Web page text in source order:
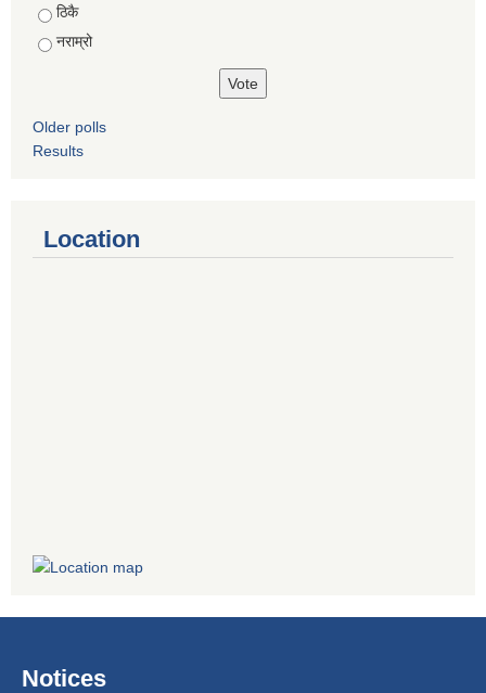
ठिकै
नराम्रो
Older polls
Results
Location
Notices